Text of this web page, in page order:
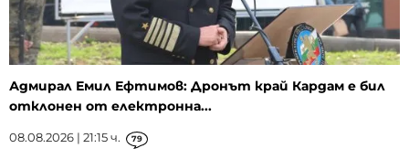
Адмирал Емил Ефтимов: Дронът край Кардам е бил
отклонен от електронна...
08.08.2026 | 21:15 ч. 79